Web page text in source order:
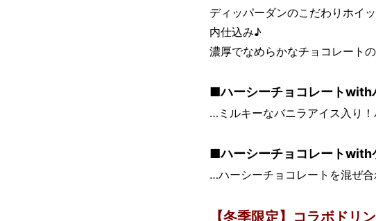
ディッパーダンのこだわりホイ
内仕込み♪
濃厚でなめらかなチョコレート
■ハーシーチョコレートwith
…ミルキーなバニラアイス入り
■ハーシーチョコレートwith
…ハーシーチョコレートを混ぜ
【冬季限定】コラボド